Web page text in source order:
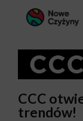
CCC
trendów!